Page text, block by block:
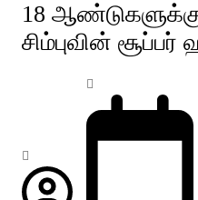
18 ஆண்டுகளுக்கு
சிம்புவின் சூப்பர்